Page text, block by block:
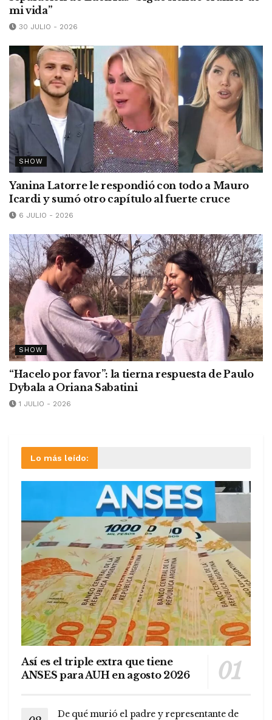
mi vida”
30 JULIO - 2026
SHOW
Yanina Latorre le respondió con todo a Mauro
Icardi y sumó otro capítulo al fuerte cruce
6 JULIO - 2026
SHOW
“Hacelo por favor”: la tierna respuesta de Paulo
Dybala a Oriana Sabatini
1 JULIO - 2026
Lo más leído:
Así es el triple extra que tiene
ANSES para AUH en agosto 2026
De qué murió el padre y representante de